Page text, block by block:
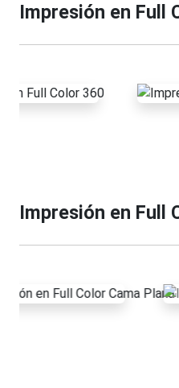
Impresión en Full
Impresión en Full